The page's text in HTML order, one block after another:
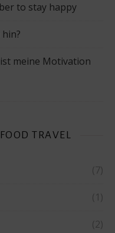
to stay happy
meine Motivation
TRAVEL
(7)
(1)
(2)